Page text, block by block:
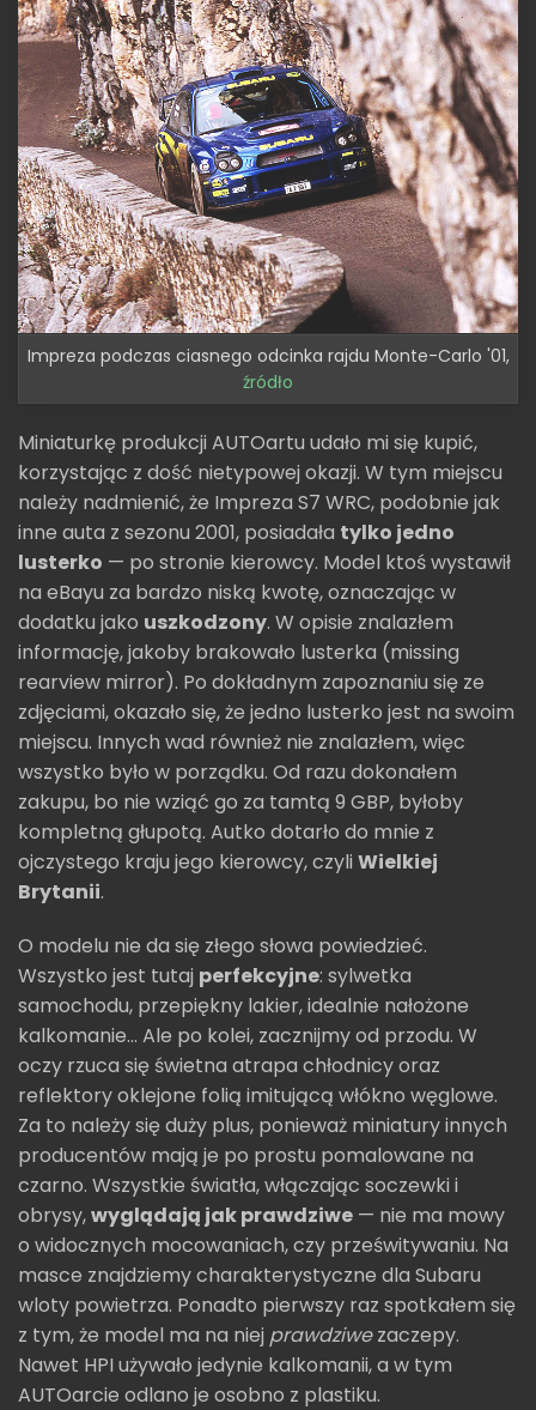
Impreza podczas ciasnego odcinka rajdu Monte-Carlo '01,
źródło
Miniaturkę produkcji AUTOartu udało mi się kupić,
korzystając z dość nietypowej okazji. W tym miejscu
należy nadmienić, że Impreza S7 WRC, podobnie jak
inne auta z sezonu 2001, posiadała tylko jedno
lusterko — po stronie kierowcy. Model ktoś wystawił
na eBayu za bardzo niską kwotę, oznaczając w
dodatku jako uszkodzony. W opisie znalazłem
informację, jakoby brakowało lusterka (missing
rearview mirror). Po dokładnym zapoznaniu się ze
zdjęciami, okazało się, że jedno lusterko jest na swoim
miejscu. Innych wad również nie znalazłem, więc
wszystko było w porządku. Od razu dokonałem
zakupu, bo nie wziąć go za tamtą 9 GBP, byłoby
kompletną głupotą. Autko dotarło do mnie z
ojczystego kraju jego kierowcy, czyli Wielkiej
Brytanii.
O modelu nie da się złego słowa powiedzieć.
Wszystko jest tutaj perfekcyjne: sylwetka
samochodu, przepiękny lakier, idealnie nałożone
kalkomanie... Ale po kolei, zacznijmy od przodu. W
oczy rzuca się świetna atrapa chłodnicy oraz
reflektory oklejone folią imitującą włókno węglowe.
Za to należy się duży plus, ponieważ miniatury innych
producentów mają je po prostu pomalowane na
czarno. Wszystkie światła, włączając soczewki i
obrysy,wyglądają jak prawdziwe — nie ma mowy
o widocznych mocowaniach, czy prześwitywaniu. Na
masce znajdziemy charakterystyczne dla Subaru
wloty powietrza. Ponadto pierwszy raz spotkałem się
z tym, że model ma na niej prawdziwezaczepy.
Nawet HPI używało jedynie kalkomanii, a w tym
AUTOarcie odlano je osobno z plastiku.